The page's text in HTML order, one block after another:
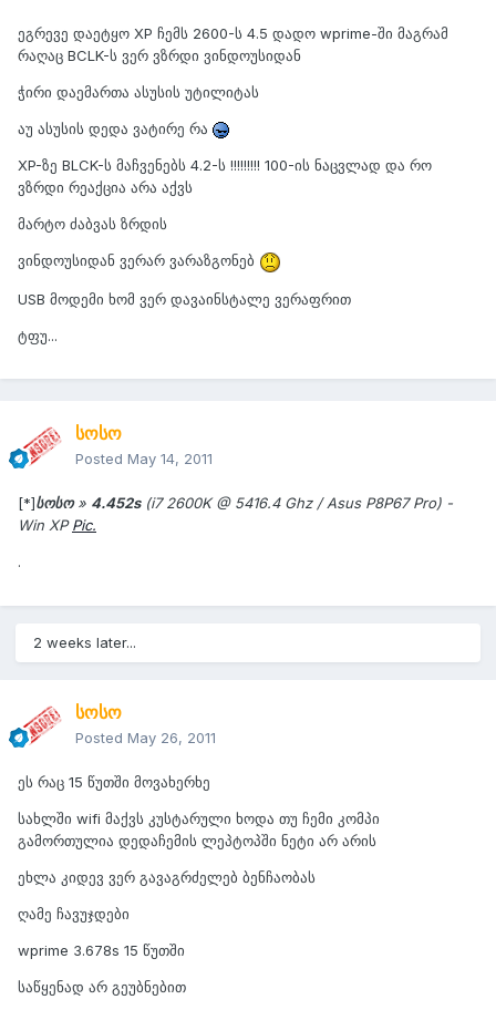
ეგრევე დაეტყო XP ჩემს 2600-ს 4.5 დადო wprime-ში მაგრამ
რაღაც BCLK-ს ვერ ვზრდი ვინდოუსიდან
ჭირი დაემართა ასუსის უტილიტას
აუ ასუსის დედა ვატირე რა
XP-ზე BLCK-ს მაჩვენებს 4.2-ს !!!!!!!!! 100-ის ნაცვლად და რო
ვზრდი რეაქცია არა აქვს
მარტო ძაბვას ზრდის
ვინდოუსიდან ვერარ ვარაზგონებ
USB მოდემი ხომ ვერ დავაინსტალე ვერაფრით
ტფუ...
სოსო
Posted May 14, 2011
[*]სოსო» 4.452s(i7 2600K @ 5416.4 Ghz / Asus P8P67 Pro) -
Win XPPic.
.
2 weeks later...
სოსო
Posted May 26, 2011
ეს რაც 15 წუთში მოვახერხე
სახლში wifi მაქვს კუსტარული ხოდა თუ ჩემი კომპი
გამორთულია დედაჩემის ლეპტოპში ნეტი არ არის
ეხლა კიდევ ვერ გავაგრძელებ ბენჩაობას
ღამე ჩავუჯდები
wprime 3.678s 15 წუთში
საწყენად არ გეუბნებით